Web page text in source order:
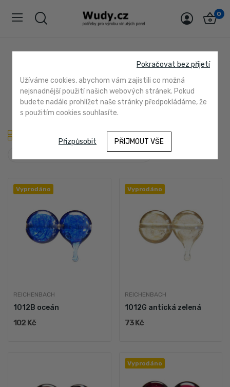
0
transparent
Domů LAMPOVÉ TYČINKY, skleněné tyčky
německé
transparent

Vyprodáno
REICHENBACH
1012B oceán
102 Kč
Vyprodáno
REICHENBACH
1012G antická zelená
73 Kč
Vyprodáno
Pokračovat bez přijetí
Užíváme cookies, abychom vám zajistili co možná
nejsnadnější použití našich webových stránek. Pokud
budete nadále prohlížet naše stránky předpokládáme, že
s použitím cookies souhlasíte.
Přizpůsobit PŘIJMOUT VŠE